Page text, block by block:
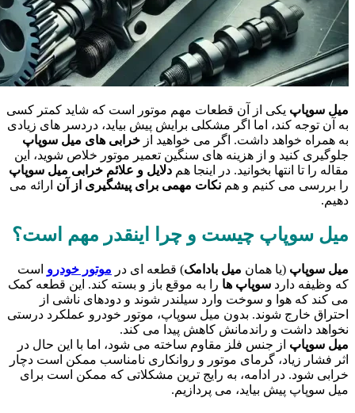
میل سوپاپ یکی از آن قطعات مهم موتور است که شاید کمتر کسی
به آن توجه کند، اما اگر مشکلی برایش پیش بیاید، دردسر های زیادی
به همراه خواهد داشت. اگر می خواهید از خرابی های میل سوپاپ
جلوگیری کنید و از هزینه های سنگین تعمیر موتور خلاص شوید، این
مقاله را تا انتها بخوانید. در اینجا هم دلایل و علائم خرابی میل سوپاپ
را بررسی می کنیم و هم نکات مهمی برای پیشگیری از آن ارائه می
دهیم.
میل سوپاپ چیست و چرا اینقدر مهم است؟
میل سوپاپ (یا همان میل بادامک) قطعه ای در موتور خودرو است
که وظیفه دارد سوپاپ ها را به موقع باز و بسته کند. این قطعه کمک
می کند که هوا و سوخت وارد سیلندر شوند و دودهای ناشی از
احتراق خارج شوند. بدون میل سوپاپ، موتور خودرو عملکرد درستی
نخواهد داشت و راندمانش کاهش پیدا می کند.
میل سوپاپ از جنس فلز مقاوم ساخته می شود، اما با این حال در
اثر فشار زیاد، گرمای موتور و روانکاری نامناسب ممکن است دچار
خرابی شود. در ادامه، به رایج ترین مشکلاتی که ممکن است برای
میل سوپاپ پیش بیاید، می پردازیم.